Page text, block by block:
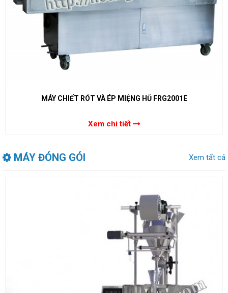
MÁY CHIẾT RÓT VÀ ÉP MIỆNG HŨ FRG2001E
Xem chi tiết
MÁY ĐÓNG GÓI Xem tất cả